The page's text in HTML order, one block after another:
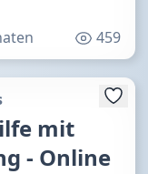
459
mit
- Online